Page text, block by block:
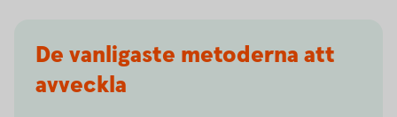
De vanligaste metoderna att
avveckla